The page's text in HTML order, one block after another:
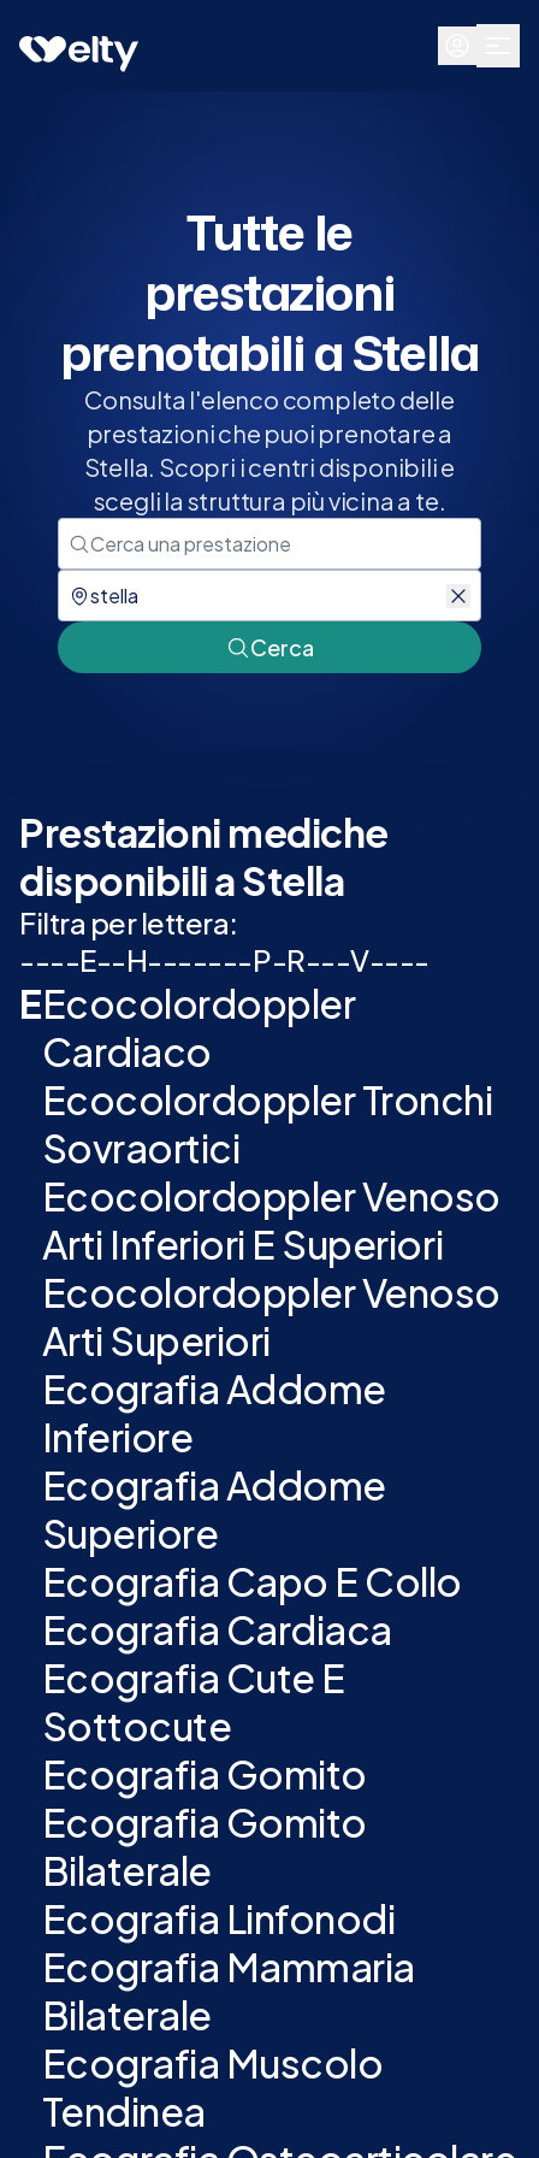
Prenota visita
Tutte le
prestazioni
prenotabili a Stella
Consulta l'elenco completo delle
prestazioni che puoi prenotare a
Stella. Scopri i centri disponibili e
scegli la struttura più vicina a te.
Cerca
Prestazioni mediche
disponibili a Stella
Filtra per lettera:
----E--H-------P-R---V----
EEcocolordoppler
Cardiaco
Ecocolordoppler Tronchi
Sovraortici
Ecocolordoppler Venoso
Arti Inferiori E Superiori
Ecocolordoppler Venoso
Arti Superiori
Ecografia Addome
Inferiore
Ecografia Addome
Superiore
Ecografia Capo E Collo
Ecografia Cardiaca
Ecografia Cute E
Sottocute
Ecografia Gomito
Ecografia Gomito
Bilaterale
Ecografia Linfonodi
Ecografia Mammaria
Bilaterale
Ecografia Muscolo
Tendinea